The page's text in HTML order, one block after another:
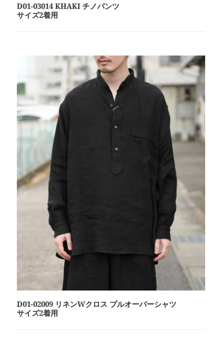
D01-03014 KHAKI チノパンツ
サイズ2着用
D01-02009 リネンWクロス プルオーバーシャツ
サイズ2着用